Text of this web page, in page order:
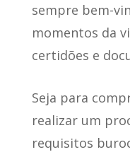
sempre bem-
momentos da
certidões e
Seja para
realizar um
requisitos